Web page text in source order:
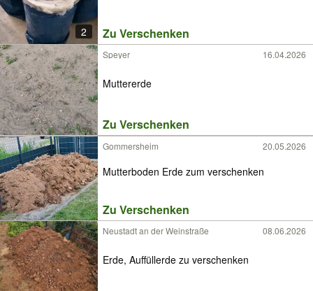
2 Zu Verschenken
Speyer 16.04.2026
Muttererde
Zu Verschenken
Gommersheim 20.05.2026
Mutterboden Erde zum verschenken
Zu Verschenken
Neustadt an der Weinstraße 08.06.2026
Erde, Auffüllerde zu verschenken